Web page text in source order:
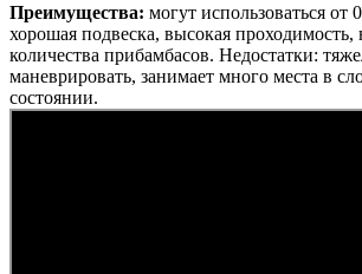
Преимущества: могут использоваться от
хорошая подвеска, высокая
количества прибамбасов. Недостатки:
маневрировать, занимает много места в
состоянии.